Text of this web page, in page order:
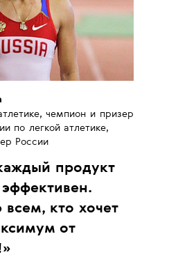
чемпион и призер
по легкой атлетике,
России
продукт
кто хочет
от
»